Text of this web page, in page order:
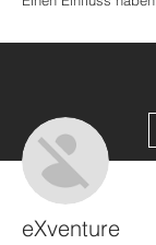
eXventure